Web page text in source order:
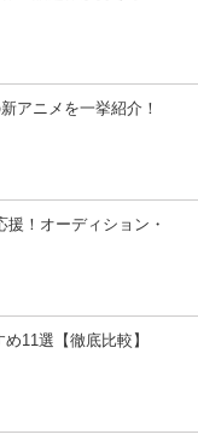
アニメを一挙紹介！
！オーディション・
11選【徹底比較】